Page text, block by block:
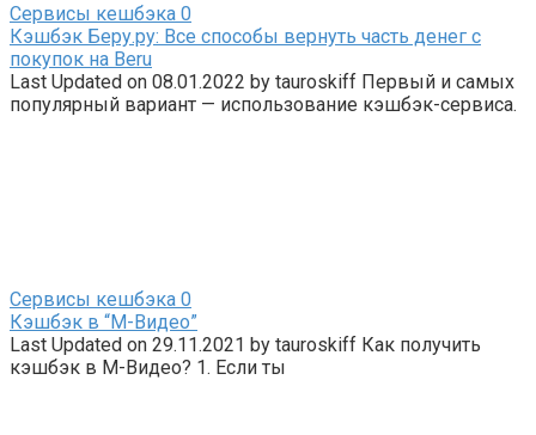
Сервисы кешбэка 0
Кэшбэк Беру.ру: Все способы вернуть часть денег с
покупок на Beru
Last Updated on 08.01.2022 by tauroskiff Первый и самых
популярный вариант — использование кэшбэк-сервиса.
Сервисы кешбэка 0
Кэшбэк в “М-Видео”
Last Updated on 29.11.2021 by tauroskiff Как получить
кэшбэк в М-Видео? 1. Если ты